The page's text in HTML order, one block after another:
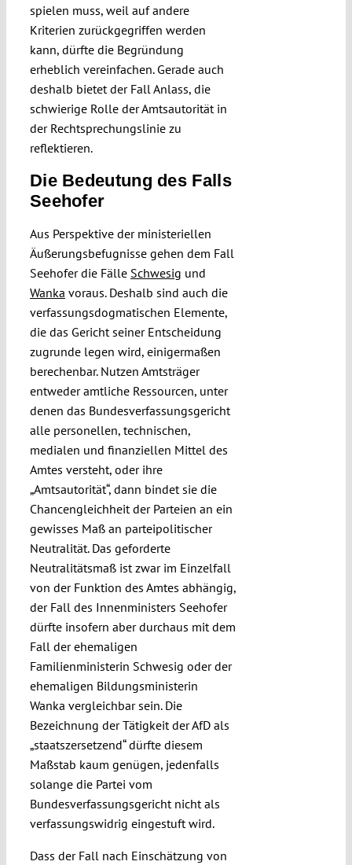
spielen muss, weil auf andere
Kriterien zurückgegriffen werden
kann, dürfte die Begründung
erheblich vereinfachen. Gerade auch
deshalb bietet der Fall Anlass, die
schwierige Rolle der Amtsautorität in
der Rechtsprechungslinie zu
reflektieren.
Die Bedeutung des Falls
Seehofer
Aus Perspektive der ministeriellen
Äußerungsbefugnisse gehen dem Fall
Seehofer die Fälle Schwesig und
Wanka voraus. Deshalb sind auch die
verfassungsdogmatischen Elemente,
die das Gericht seiner Entscheidung
zugrunde legen wird, einigermaßen
berechenbar. Nutzen Amtsträger
entweder amtliche Ressourcen, unter
denen das Bundesverfassungsgericht
alle personellen, technischen,
medialen und finanziellen Mittel des
Amtes versteht, oder ihre
„Amtsautorität“, dann bindet sie die
Chancengleichheit der Parteien an ein
gewisses Maß an parteipolitischer
Neutralität. Das geforderte
Neutralitätsmaß ist zwar im Einzelfall
von der Funktion des Amtes abhängig,
der Fall des Innenministers Seehofer
dürfte insofern aber durchaus mit dem
Fall der ehemaligen
Familienministerin Schwesig oder der
ehemaligen Bildungsministerin
Wanka vergleichbar sein. Die
Bezeichnung der Tätigkeit der AfD als
„staatszersetzend“ dürfte diesem
Maßstab kaum genügen, jedenfalls
solange die Partei vom
Bundesverfassungsgericht nicht als
verfassungswidrig eingestuft wird.
Dass der Fall nach Einschätzung von